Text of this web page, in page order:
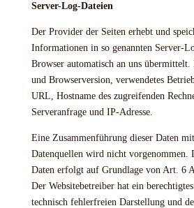
Server-Log-Dateien
Der Provider der Seiten erhebt und
Informationen in so genannten Server-
Browser automatisch an uns
und Browserversion, verwendetes
URL, Hostname des zugreifenden
Serveranfrage und IP-Adresse.
Eine Zusammenführung dieser Daten
Datenquellen wird nicht vorgenommen.
Daten erfolgt auf Grundlage von Art. 6
Der Websitebetreiber hat ein
technisch fehlerfreien Darstellung und